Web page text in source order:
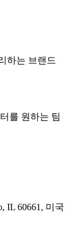
하는 브랜드
를 원하는 팀
IL 60661, 미국